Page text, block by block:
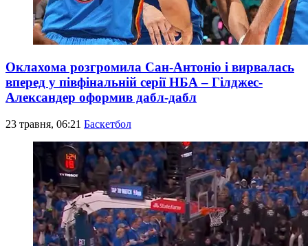
Оклахома розгромила Сан-Антоніо і вирвалась
вперед у півфінальній серії НБА – Гілджес-
Александер оформив дабл-дабл
23 травня, 06:21 Баскетбол